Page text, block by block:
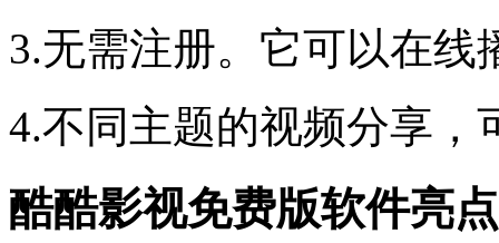
3.无需注册。它可以在线
4.不同主题的视频分享，
酷酷影视免费版软件亮点